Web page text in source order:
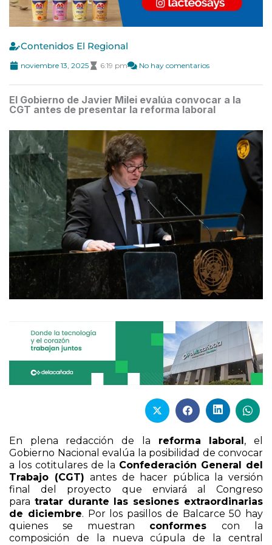
Contenidos El Regional
noviembre 13, 2025 6:19 pm No hay comentarios
El Gobierno de Javier Milei evalúa convocar a la
CGT antes de presentar la reforma laboral
En plena redacción de la reforma laboral , el
Gobierno Nacional evalúa la posibilidad de convocar
a los cotitulares de la Confederación General del
Trabajo (CGT)antes de hacer pública la versión
final del proyecto que enviará al Congreso
para tratar durante las sesiones extraordinarias
de diciembre. Por los pasillos de Balcarce 50 hay
quienes se muestran conformes con la
composición de la nueva cúpula de la central